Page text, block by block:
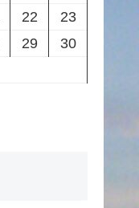
22
23
29
30